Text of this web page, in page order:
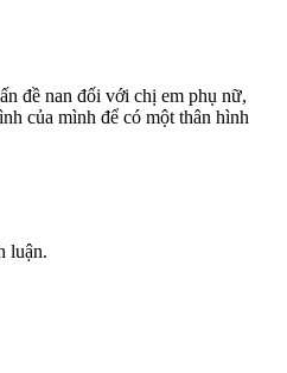
đề nan đối với chị em phụ nữ,
của mình để có một thân hình
luận.